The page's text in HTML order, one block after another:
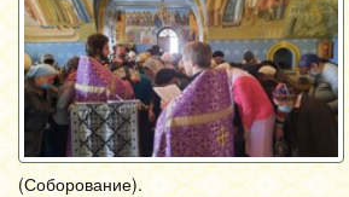
(Соборование).